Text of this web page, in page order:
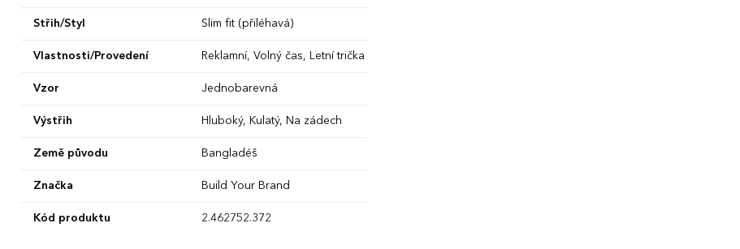
Střih/Styl Slim fit (přiléhavá)
Vlastnosti/Provedení Reklamní, Volný čas, Letní trička
Vzor Jednobarevná
Výstřih Hluboký, Kulatý, Na zádech
Země původu Bangladéš
Značka Build Your Brand
Kód produktu 2.462752.372